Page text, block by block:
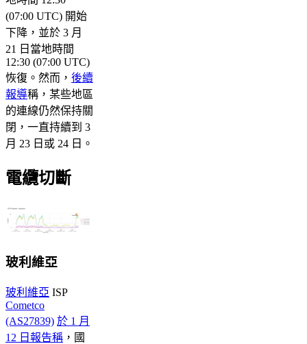
(07:00 UTC) 開始
下降，並於 3 月
21 日當地時間
12:30 (07:00 UTC)
恢復。然而， 後續
報導稱，某些地區
的連線仍然保持關
閉，一直持續到 3
月 23 日或 24 日。
電纜切斷
玻利維亞
玻利維亞 ISP
Cometco
(AS27839) 於 1 月
12 日報告稱 ，國